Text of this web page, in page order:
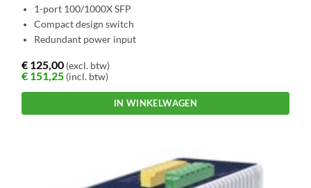
1-port 100/1000X SFP
Compact design switch
Redundant power input
€ 125,00 (excl. btw)
€ 151,25 (incl. btw)
IN WINKELWAGEN